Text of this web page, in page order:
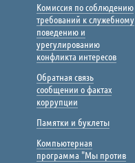
Комиссия по соблюдению
требований к служебному
поведению и
урегулированию
конфликта интересов
Обратная связь
сообщении о фактах
коррупции
Памятки и буклеты
Компьютерная
программа "Мы против